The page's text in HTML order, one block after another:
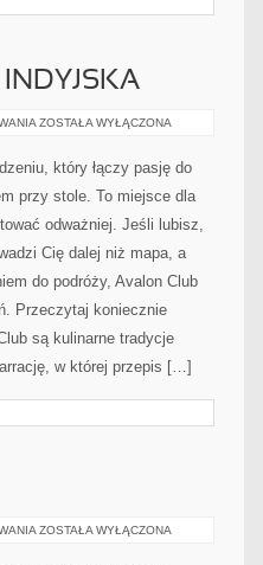
KUCHNIA
KUCHNIA
INDYJSKA
ZOSTAŁA WYŁĄCZONA
który łączy pasję do
przy stole. To miejsce dla
odważniej. Jeśli lubisz,
Cię dalej niż mapa, a
do podróży, Avalon Club
Przeczytaj koniecznie
są kulinarne tradycje
w której przepis […]
PORADY
ZOSTAŁA WYŁĄCZONA